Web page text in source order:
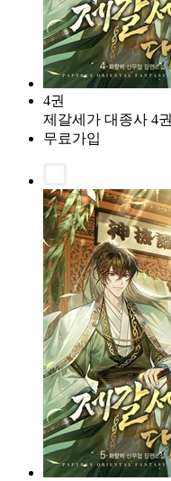
4권
제갈세가 대종사 4권
무료가입